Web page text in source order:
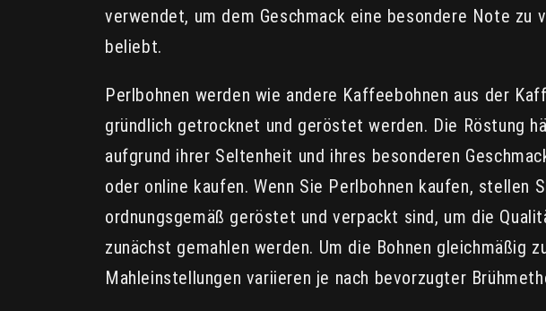
verwendet, um dem Geschmack eine besondere Note zu
beliebt.
Perlbohnen werden wie andere Kaffeebohnen aus der
gründlich getrocknet und geröstet werden. Die Röstung
aufgrund ihrer Seltenheit und ihres besonderen
oder online kaufen. Wenn Sie Perlbohnen kaufen,
ordnungsgemäß geröstet und verpackt sind, um die
zunächst gemahlen werden. Um die Bohnen gleichmäßig
Mahleinstellungen variieren je nach bevorzugter